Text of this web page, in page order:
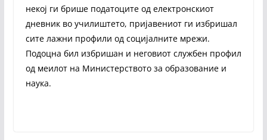
некој ги брише податоците од електронскиот
дневник во училиштето, пријавениот ги избришал
сите лажни профили од социјалните мрежи.
Подоцна бил избришан и неговиот службен профил
од меилот на Министерството за образование и
наука.